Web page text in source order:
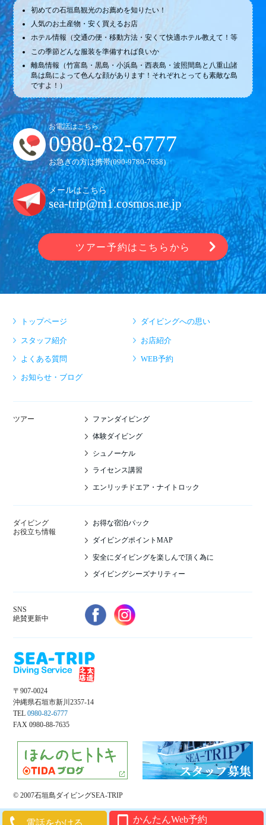
初めての石垣島観光のお薦めを知りたい！
人気のお土産物・安く買えるお店
ホテル情報（交通の便・移動方法・安くて快適ホテル教えて！等
この季節どんな服装を準備すれば良いか
離島情報（竹富島・黒島・小浜島・西表島・波照間島と八重山諸
島は島によって色んな顔があります！それぞれとっても素敵な島
ですよ！）
お電話はこちら
0980-82-6777
お急ぎの方は携帯(090-9780-7658)
メールはこちら
sea-trip@m1.cosmos.ne.jp
ツアー予約はこちらから
トップページ ダイビングへの思い
スタッフ紹介 お店紹介
よくある質問 WEB予約
お知らせ・ブログ
ツアー ファンダイビング
体験ダイビング
シュノーケル
ライセンス講習
エンリッチドエア・ナイトロック
ダイビング
お役立ち情報
お得な宿泊パック
ダイビングポイントMAP
安全にダイビングを楽しんで頂く為に
ダイビングシーズナリティー
SNS
絶賛更新中
〒907-0024
沖縄県石垣市新川2357-14
TEL 0980-82-6777
FAX 0980-88-7635
© 2007石垣島ダイビングSEA-TRIP
電話をかける かんたんWeb予約